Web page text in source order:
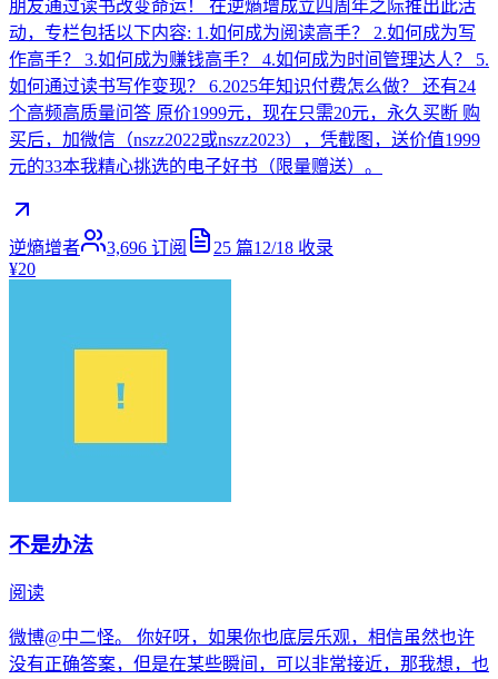
朋友通过读书改变命运！ 在逆熵增成立四周年之际推出此活
动，专栏包括以下内容: 1.如何成为阅读高手？ 2.如何成为写
作高手？ 3.如何成为赚钱高手？ 4.如何成为时间管理达人？ 5.
如何通过读书写作变现？ 6.2025年知识付费怎么做？ 还有24
个高频高质量问答 原价1999元，现在只需20元，永久买断 购
买后，加微信（nszz2022或nszz2023），凭截图，送价值1999
元的33本我精心挑选的电子好书（限量赠送）。
逆熵增者 3,696 订阅 25 篇12/18 收录
¥20
不是办法
阅读
微博@中二怪。 你好呀，如果你也底层乐观，相信虽然也许
没有正确答案，但是在某些瞬间，可以非常接近，那我想，也